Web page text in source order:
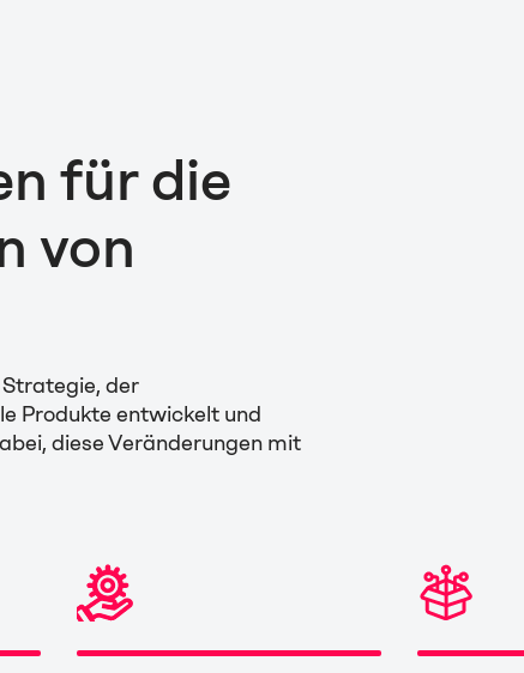
für die
von
der
Produkte entwickelt und
diese Veränderungen mit